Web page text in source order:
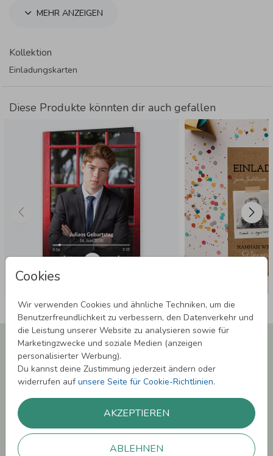
Cookies
Wir verwenden Cookies und ähnliche Techniken, um die
Benutzerfreundlichkeit zu verbessern, den Datenverkehr und
die Leistung unserer Website zu analysieren sowie für
Marketingzwecke und soziale Medien (anzeigen
personalisierter Werbung).
Du kannst deine Zustimmung jederzeit ändern oder
widerrufen aufunsere Seite für Cookie-Richtlinien.
AKZEPTIEREN
ABLEHNEN
MEHR ANZEIGEN
Kollektion
Einladungskarten
Diese Produkte könnten dir auch gefallen
Newsletter abonnieren und 5,00 € Rabatt**
sichern!
Melde Dich zu unserem Newsletter an und bleibe auf dem
Laufenden.